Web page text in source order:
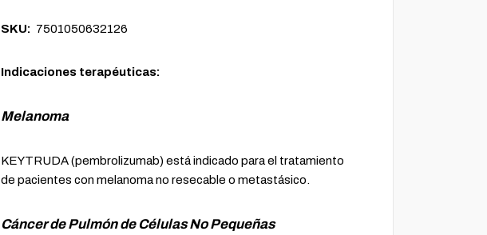
SKU: 7501050632126
Indicaciones terapéuticas:
Melanoma
KEYTRUDA (pembrolizumab) está indicado para el tratamiento
de pacientes con melanoma no resecable o metastásico.
Cáncer de Pulmón de Células No Pequeñas